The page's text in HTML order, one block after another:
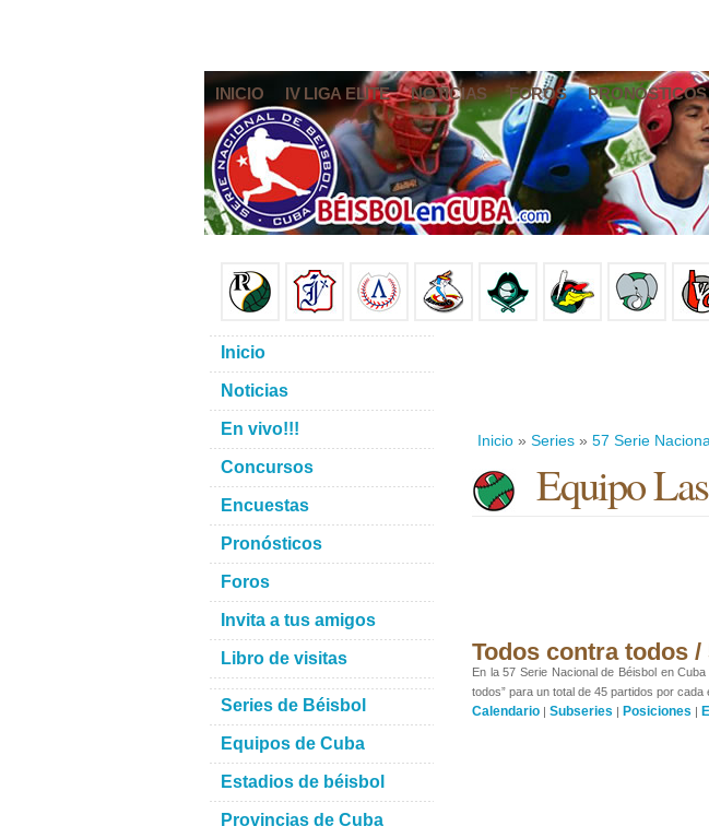
INICIO IV LIGA ELITE NOTICIAS FOROS PRONÓSTICOS
Inicio » Series » 57 Serie
Equipo
Todos contra todos /
En la 57 Serie Nacional de Béisbol en
todos” para un total de 45 partidos por cada
Calendario | Subseries | Posiciones |
Inicio
Noticias
En vivo!!!
Concursos
Encuestas
Pronósticos
Foros
Invita a tus amigos
Libro de visitas
Series de Béisbol
Equipos de Cuba
Estadios de béisbol
Provincias de Cuba